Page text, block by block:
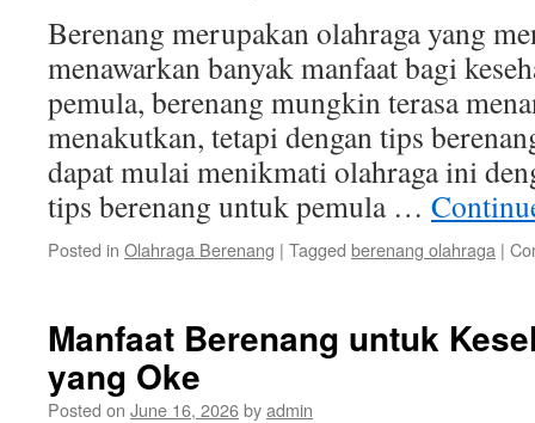
Berenang merupakan olahraga yang
menawarkan banyak manfaat bagi
pemula, berenang mungkin terasa
menakutkan, tetapi dengan tips
dapat mulai menikmati olahraga ini
tips berenang untuk pemula …
Posted in Olahraga Berenang | Tagged berenang olahraga |
Manfaat Berenang untuk
yang Oke
Posted on June 16, 2026byadmin